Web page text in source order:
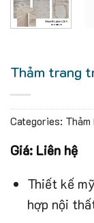
Thảm trang
Categories:
Giá: Liên hệ
Thiết kế
hợp nội